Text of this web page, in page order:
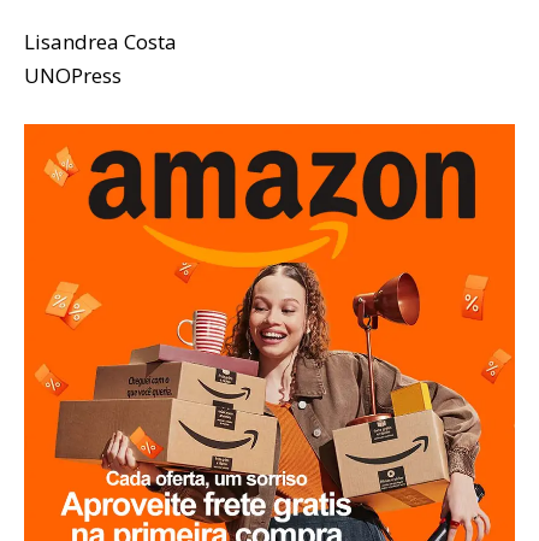
Lisandrea Costa
UNOPress